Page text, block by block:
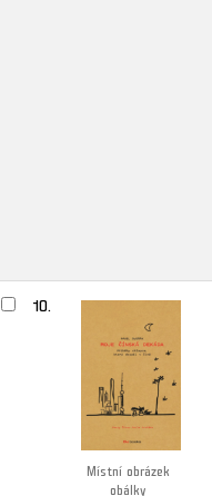
10.
Místní obrázek
obálky